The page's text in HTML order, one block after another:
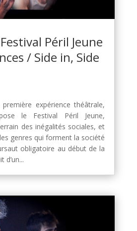
Péril Jeune
/ Side in, Side
expérience théâtrale,
le Festival Péril Jeune,
des inégalités sociales, et
genres qui forment la société
obligatoire au début de la
d’un...